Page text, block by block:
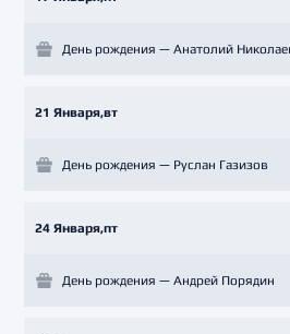
День рождения — Анатолий
21 Января,вт
День рождения — Руслан Газизов
24 Января,пт
День рождения — Андрей Порядин